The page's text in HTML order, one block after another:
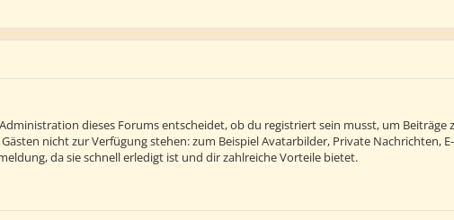
dieses Forums entscheidet, ob du registriert sein musst, um Beiträge
nicht zur Verfügung stehen: zum Beispiel Avatarbilder, Private Nachrichten,
da sie schnell erledigt ist und dir zahlreiche Vorteile bietet.